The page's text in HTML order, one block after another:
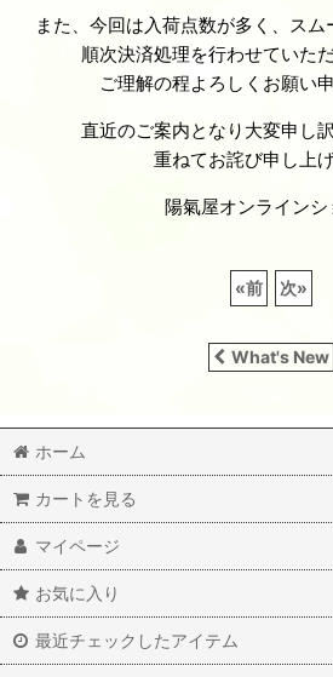
また、今回は入荷点数が多く、ス
順次決済処理を行わせていた
ご理解の程よろしくお願い
直近のご案内となり大変申し
重ねてお詫び申し上げ
陽氣屋オンラインシ
«前 次»
What's New
ホーム
カートを見る
マイページ
お気に入り
最近チェックしたアイテム